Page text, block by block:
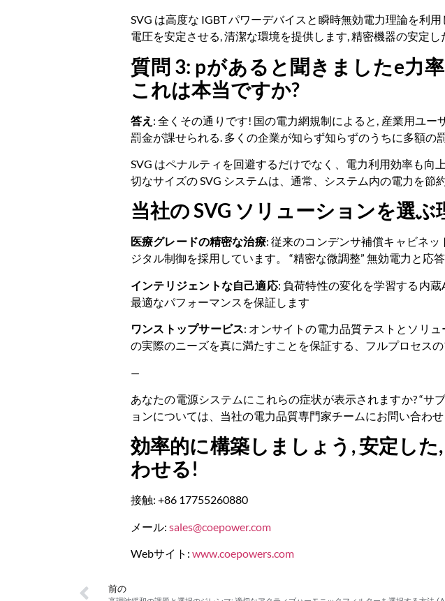
SVG は高度な IGBT パワーデバイスと瞬時無効電力理論を利
電圧を安定させる, 清潔な環境を提供します, 精密機器の安定し
質問 3: pがあると聞きましたe力
これは本当ですか?
答え : 全くその通りです! 国の電力網規制によると, 産業用ユ
罰金が課せられる. 多くの企業が知らず知らずのうちに多額の
SVG はペナルティを回避するだけでなく、電力利用効率も向
切なサイズの SVG システムは、通常、システム内の電力を節
当社の SVG ソリューションを選ぶ
医療グレードの精密な治療: 従来のコンデンサ補償キャビネッ
ジタル制御を採用しています。 “精密な微調整” 無効電力と応
インテリジェントな自己適応: 負荷特性の変化を学習する内
最適なパフォーマンスを保証します
ワンストップサービス: オンサイトの電力品質テストとソリ
の実際のニーズを真に満たすことを保証する、フルプロセス
—
あなたの電源システムにこれらの症状が表示されますか? “サ
ョンについては、当社の電力品質専門家チームにお問い合わ
効率的に構築しましょう, 安定し
わせる!
接触: +86 17755260880
メール: sales@coepower.com
Webサイト: www.coepowers.com
前の